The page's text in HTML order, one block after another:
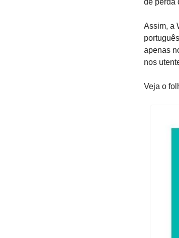
Assim, a
apenas
nos
Veja o